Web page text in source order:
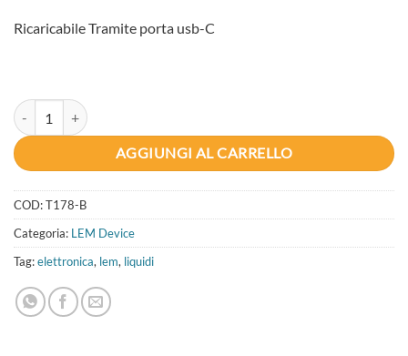
Ricaricabile Tramite porta usb-C
DEVICE LEM PER LIQUIDI H₂O COLORE NERO quantità
AGGIUNGI AL CARRELLO
COD:T178-B
Categoria: LEM Device
Tag:elettronica, lem, liquidi